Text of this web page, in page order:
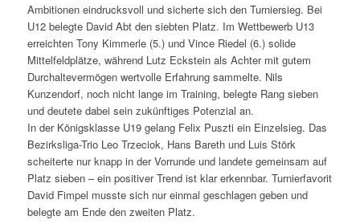
Ambitionen eindrucksvoll und sicherte sich den Turniersieg. Bei
U12 belegte David Abt den siebten Platz. Im Wettbewerb U13
erreichten Tony Kimmerle (5.) und Vince Riedel (6.) solide
Mittelfeldplätze, während Lutz Eckstein als Achter mit gutem
Durchaltevermögen wertvolle Erfahrung sammelte. Nils
Kunzendorf, noch nicht lange im Training, belegte Rang sieben
und deutete dabei sein zukünftiges Potenzial an.
In der Königsklasse U19 gelang Felix Puszti ein Einzelsieg. Das
Bezirksliga-Trio Leo Trzeciok, Hans Bareth und Luis Störk
scheiterte nur knapp in der Vorrunde und landete gemeinsam auf
Platz sieben – ein positiver Trend ist klar erkennbar. Turnierfavorit
David Fimpel musste sich nur einmal geschlagen geben und
belegte am Ende den zweiten Platz.